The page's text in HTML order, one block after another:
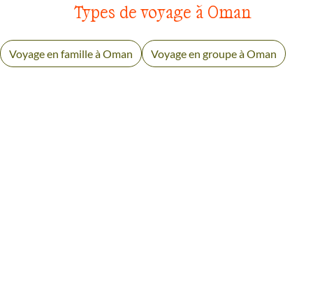
Types de voyage à Oman
Voyage en famille à Oman Voyage en groupe à Oman